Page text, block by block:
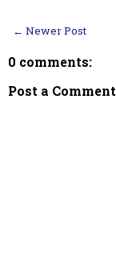
← Newer Post
0 comments:
Post a Comment